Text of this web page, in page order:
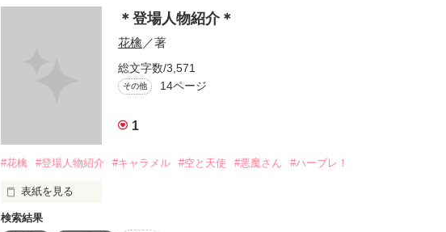
もっともっと私にキスをして。
貴方のことを忘れないように。
そして、貴方が時折でも良いから
「大好き。私を連れてって。」
そんな簡単な言葉が、私には言えない――
胸が痛いよ…張り裂けてしまいそう。
このシリーズは、登場人物がやけに多いんで(笑)
興味を持った方だけ、どうぞ!!
＊登場人物紹介＊
花檎 ／著
総文字数/3,571
その他 14ページ
1
#花檎 #登場人物紹介 #キャラメル #空と天使 #悪魔さん #ハーブレ！
表紙を見る
検索結果